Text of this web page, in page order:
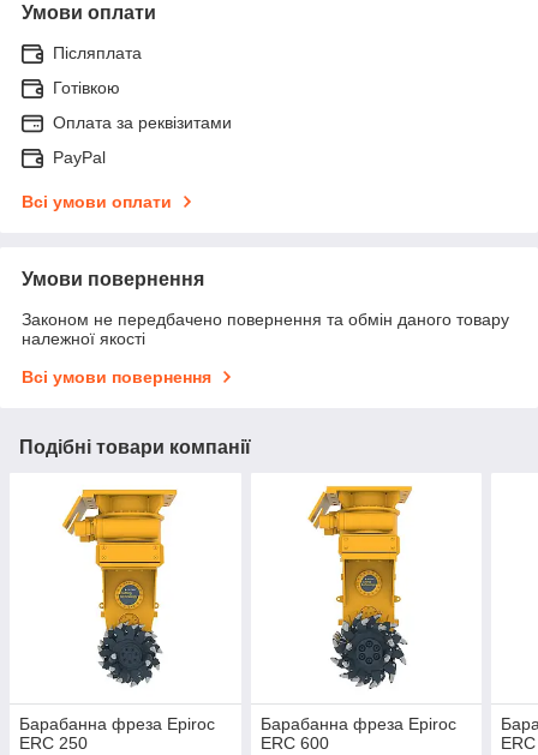
Умови оплати
Післяплата
Готівкою
Оплата за реквізитами
PayPal
Всі умови оплати
Умови повернення
Законом не передбачено повернення та обмін даного товару
належної якості
Всі умови повернення
Подібні товари компанії
Барабанна фреза Epiroc
ERC 250
Барабанна фреза Epiroc
ERC 600